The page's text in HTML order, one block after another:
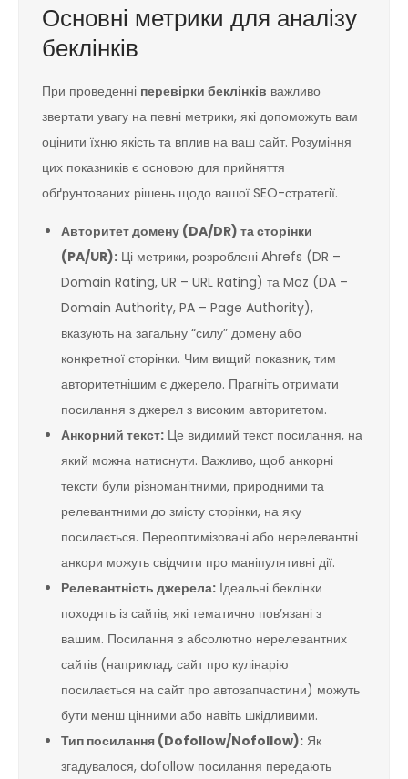
Основні метрики для аналізу
беклінків
При проведенні перевірки беклінків важливо
звертати увагу на певні метрики, які допоможуть вам
оцінити їхню якість та вплив на ваш сайт. Розуміння
цих показників є основою для прийняття
обґрунтованих рішень щодо вашої SEO-стратегії.
Авторитет домену (DA/DR) та сторінки
(PA/UR): Ці метрики, розроблені Ahrefs (DR –
Domain Rating, UR – URL Rating) та Moz (DA –
Domain Authority, PA – Page Authority),
вказують на загальну “силу” домену або
конкретної сторінки. Чим вищий показник, тим
авторитетнішим є джерело. Прагніть отримати
посилання з джерел з високим авторитетом.
Анкорний текст: Це видимий текст посилання, на
який можна натиснути. Важливо, щоб анкорні
тексти були різноманітними, природними та
релевантними до змісту сторінки, на яку
посилається. Переоптимізовані або нерелевантні
анкори можуть свідчити про маніпулятивні дії.
Релевантність джерела: Ідеальні беклінки
походять із сайтів, які тематично пов’язані з
вашим. Посилання з абсолютно нерелевантних
сайтів (наприклад, сайт про кулінарію
посилається на сайт про автозапчастини) можуть
бути менш цінними або навіть шкідливими.
Тип посилання (Dofollow/Nofollow): Як
згадувалося, dofollow посилання передають